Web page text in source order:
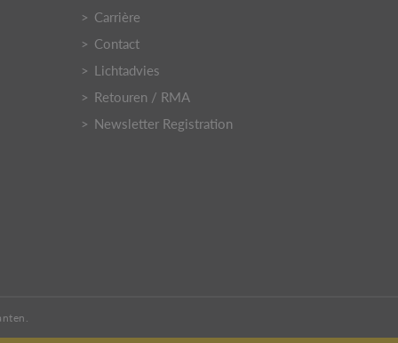
Carrière
Contact
Lichtadvies
Retouren / RMA
Newsletter Registration